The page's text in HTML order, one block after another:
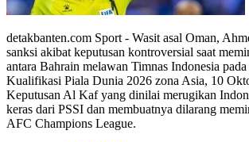
detakbanten.com Sport - Wasit asal Oman,
sanksi akibat keputusan kontroversial saat
antara Bahrain melawan Timnas Indonesia
Kualifikasi Piala Dunia 2026 zona Asia, 10
Keputusan Al Kaf yang dinilai merugikan
keras dari PSSI dan membuatnya dilarang
AFC Champions League.